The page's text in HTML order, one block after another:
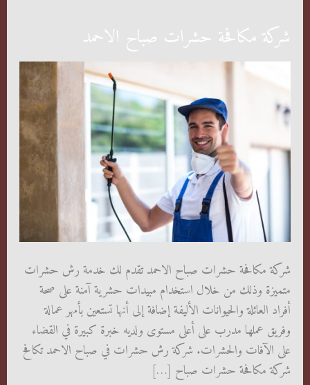
شركة مكافحة حشرات صباح الاحمد
شركة مكافحة حشرات صباح الاحمد تقدم لك خدمة رش حشرات
متميزة وذلك من خلال استخدام مبيدات حشرية آمنة على صحة
أفراد العائلة والحيوانات الأليفة إضافة إلى أنها تستعين بأمهر عمالة
وفريق عملها مدرب على أعلى مستوى ولديه خبرة كبيرة في القضاء
على الآفات والحشرات. شركة رش حشرات في صباح الاحمد تكافح
شركة مكافحة حشرات صباح […]